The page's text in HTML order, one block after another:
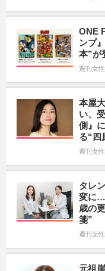
ONE
ンプ
本”が
週刊女
本屋
い、
側』
る“四
週刊女
タレ
変に…
歳の
箋”
週刊女
元祖